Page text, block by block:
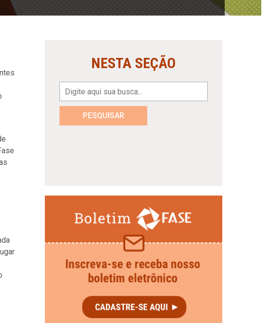
NESTA SEÇÃO
PESQUISAR